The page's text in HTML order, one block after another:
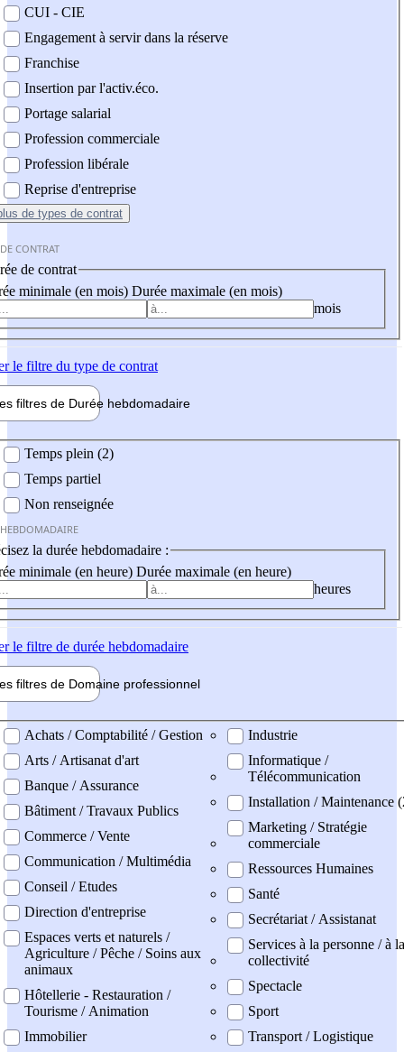
CUI - CIE
Engagement à servir dans la réserve
Franchise
Insertion par l'activ.éco.
Portage salarial
Profession commerciale
Profession libérale
Reprise d'entreprise
de types de contrat
CONTRAT
de contrat
minimale (en mois) Durée maximale (en mois)
mois
le filtre du type de contrat
filtres de Durée hebdomadaire
Temps plein (2)
Temps partiel
Non renseignée
la durée hebdomadaire :
minimale (en heure) Durée maximale (en heure)
heures
le filtre de durée hebdomadaire
filtres de Domaine professionnel
professionel
Achats / Comptabilité / Gestion
Arts / Artisanat d'art
Banque / Assurance
Bâtiment / Travaux Publics
Commerce / Vente
Communication / Multimédia
Conseil / Etudes
Direction d'entreprise
Espaces verts et naturels /
Agriculture / Pêche / Soins aux
animaux
Hôtellerie - Restauration /
Tourisme / Animation
Immobilier
Industrie
Informatique /
Télécommunication
Installation / Maintenance
Marketing / Stratégie
commerciale
Ressources Humaines
Santé
Secrétariat / Assistanat
Services à la personne / à la
collectivité
Spectacle
Sport
Transport / Logistique